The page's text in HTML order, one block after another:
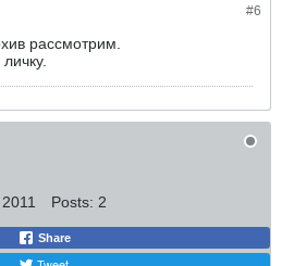
#6
рассмотрим.
Posts: 2
Share